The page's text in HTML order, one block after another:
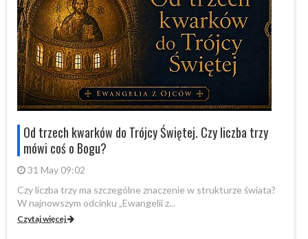
Od trzech kwarków do Trójcy Świętej. Czy liczba trzy
mówi coś o Bogu?
31 May 09:02
Czy liczba trzy ma szczególne znaczenie w strukturze świata?
W najnowszym odcinku „Ewangelii z...
Czytaj więcej